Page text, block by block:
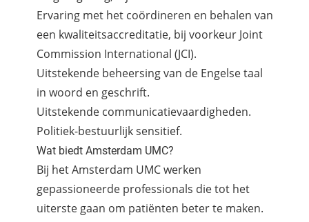
Ervaring met het coördineren en behalen van
een kwaliteitsaccreditatie, bij voorkeur Joint
Commission International (JCI).
Uitstekende beheersing van de Engelse taal
in woord en geschrift.
Uitstekende communicatievaardigheden.
Politiek-bestuurlijk sensitief.
Wat biedt Amsterdam UMC?
Bij het Amsterdam UMC werken
gepassioneerde professionals die tot het
uiterste gaan om patiënten beter te maken.